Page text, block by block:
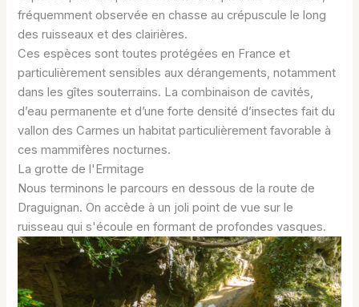
fréquemment observée en chasse au crépuscule le long
des ruisseaux et des clairières.
Ces espèces sont toutes protégées en France et
particulièrement sensibles aux dérangements, notamment
dans les gîtes souterrains. La combinaison de cavités,
d’eau permanente et d’une forte densité d’insectes fait du
vallon des Carmes un habitat particulièrement favorable à
ces mammifères nocturnes.
La grotte de l'Ermitage
Nous terminons le parcours en dessous de la route de
Draguignan. On accède à un joli point de vue sur le
ruisseau qui s'écoule en formant de profondes vasques.